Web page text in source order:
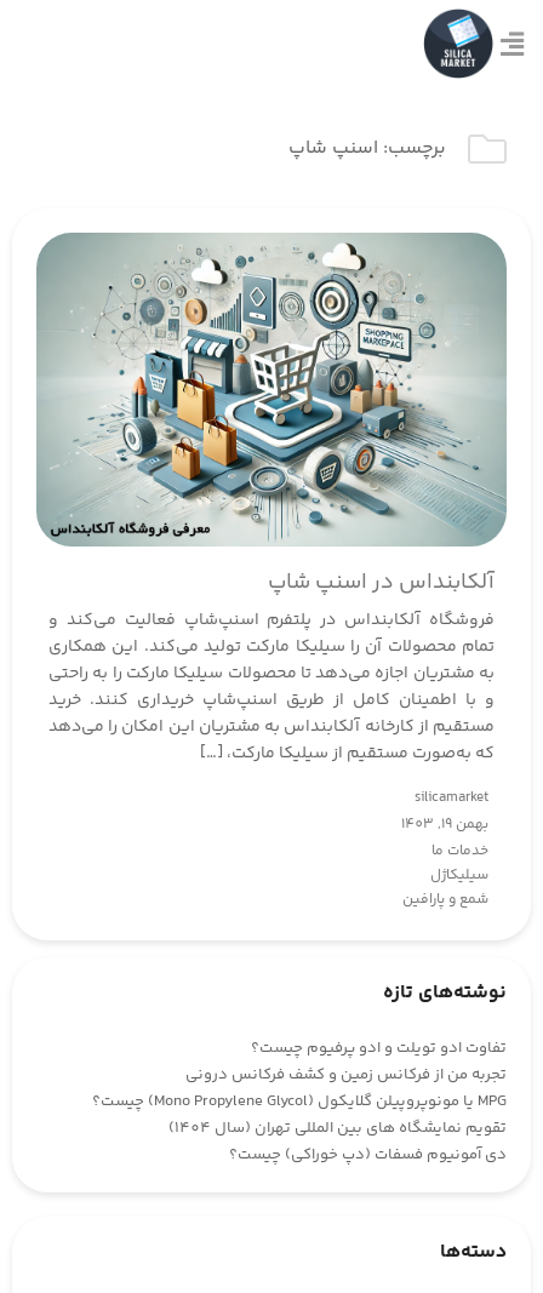
برچسب: اسنپ شاپ
آلکابنداس در اسنپ شاپ
فروشگاه آلکابنداس در پلتفرم اسنپ‌شاپ فعالیت می‌کند و
تمام محصولات آن را سیلیکا مارکت تولید می‌کند. این همکاری
به مشتریان اجازه می‌دهد تا محصولات سیلیکا مارکت را به راحتی
و با اطمینان کامل از طریق اسنپ‌شاپ خریداری کنند. خرید
مستقیم از کارخانه آلکابنداس به مشتریان این امکان را می‌دهد
که به‌صورت مستقیم از سیلیکا مارکت، […]
silicamarket
بهمن 19, 1403
خدمات ما
سیلیکاژل
شمع و پارافین
نوشته‌های تازه
تفاوت ادو تویلت و ادو پرفیوم چیست؟
تجربه من از فرکانس زمین و کشف فرکانس درونی
MPG یا مونوپروپیلن گلایکول (Mono Propylene Glycol) چیست؟
تقویم نمایشگاه های بین المللی تهران (سال 1404)
دی آمونیوم فسفات (دپ خوراکی) چیست؟
دسته‌ها